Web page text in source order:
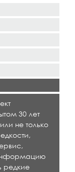
30 лет
не только
редкие